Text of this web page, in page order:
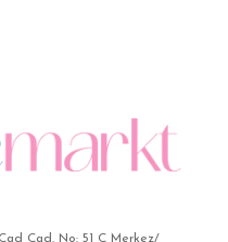
Cad. No: 51 C Merkez/